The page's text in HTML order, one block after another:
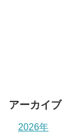
アーカイブ
2026年